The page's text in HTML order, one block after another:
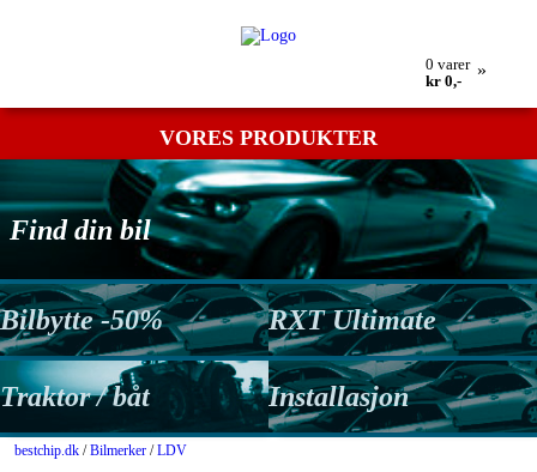
0 varer
kr 0,-
»
VORES PRODUKTER
Find din bil
Bilbytte -50% RXT Ultimate
Traktor / båt Installasjon
bestchip.dk /Bilmerker /LDV